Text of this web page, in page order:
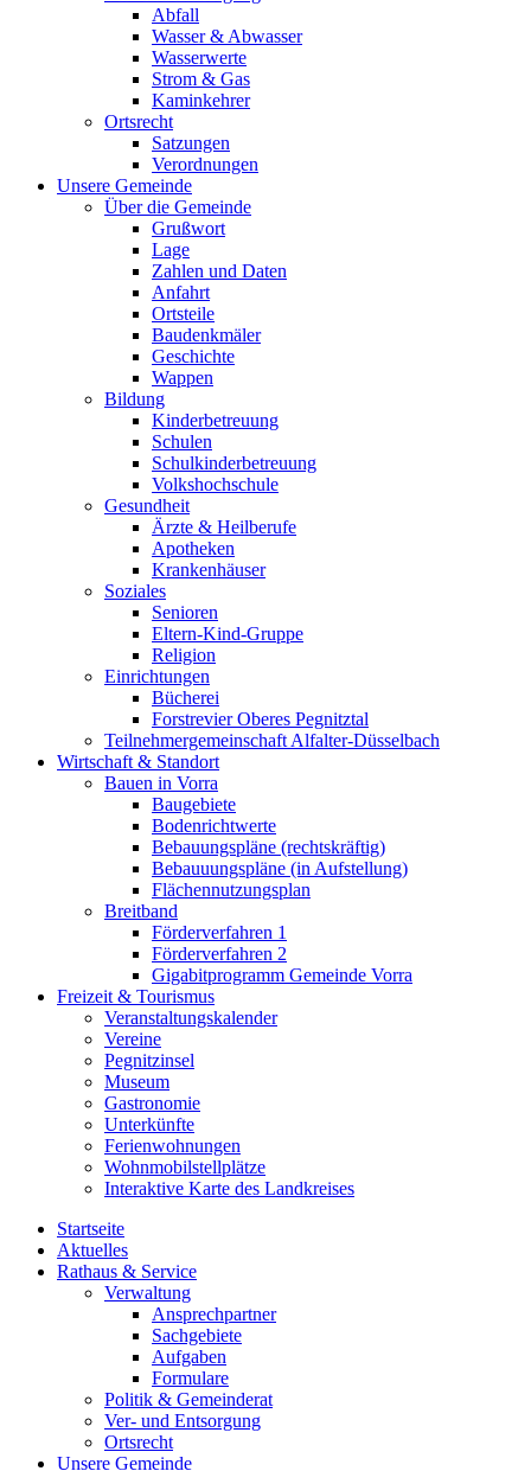
Abfall
Wasser & Abwasser
Wasserwerte
Strom & Gas
Kaminkehrer
Ortsrecht
Satzungen
Verordnungen
Unsere Gemeinde
Über die Gemeinde
Grußwort
Lage
Zahlen und Daten
Anfahrt
Ortsteile
Baudenkmäler
Geschichte
Wappen
Bildung
Kinderbetreuung
Schulen
Schulkinderbetreuung
Volkshochschule
Gesundheit
Ärzte & Heilberufe
Apotheken
Krankenhäuser
Soziales
Senioren
Eltern-Kind-Gruppe
Religion
Einrichtungen
Bücherei
Forstrevier Oberes Pegnitztal
Teilnehmergemeinschaft Alfalter-Düsselbach
Wirtschaft & Standort
Bauen in Vorra
Baugebiete
Bodenrichtwerte
Bebauungspläne (rechtskräftig)
Bebauuungspläne (in Aufstellung)
Flächennutzungsplan
Breitband
Förderverfahren 1
Förderverfahren 2
Gigabitprogramm Gemeinde Vorra
Freizeit & Tourismus
Veranstaltungskalender
Vereine
Pegnitzinsel
Museum
Gastronomie
Unterkünfte
Ferienwohnungen
Wohnmobilstellplätze
Interaktive Karte des Landkreises
Startseite
Aktuelles
Rathaus & Service
Verwaltung
Ansprechpartner
Sachgebiete
Aufgaben
Formulare
Politik & Gemeinderat
Ver- und Entsorgung
Ortsrecht
Unsere Gemeinde